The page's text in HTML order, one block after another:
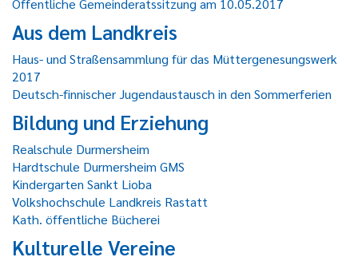
Öffentliche Gemeinderatssitzung am 10.05.2017
Aus dem Landkreis
Haus- und Straßensammlung für das Müttergenesungswerk
2017
Deutsch-finnischer Jugendaustausch in den Sommerferien
Bildung und Erziehung
Realschule Durmersheim
Hardtschule Durmersheim GMS
Kindergarten Sankt Lioba
Volkshochschule Landkreis Rastatt
Kath. öffentliche Bücherei
Kulturelle Vereine